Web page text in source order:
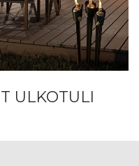
ULKOTULI